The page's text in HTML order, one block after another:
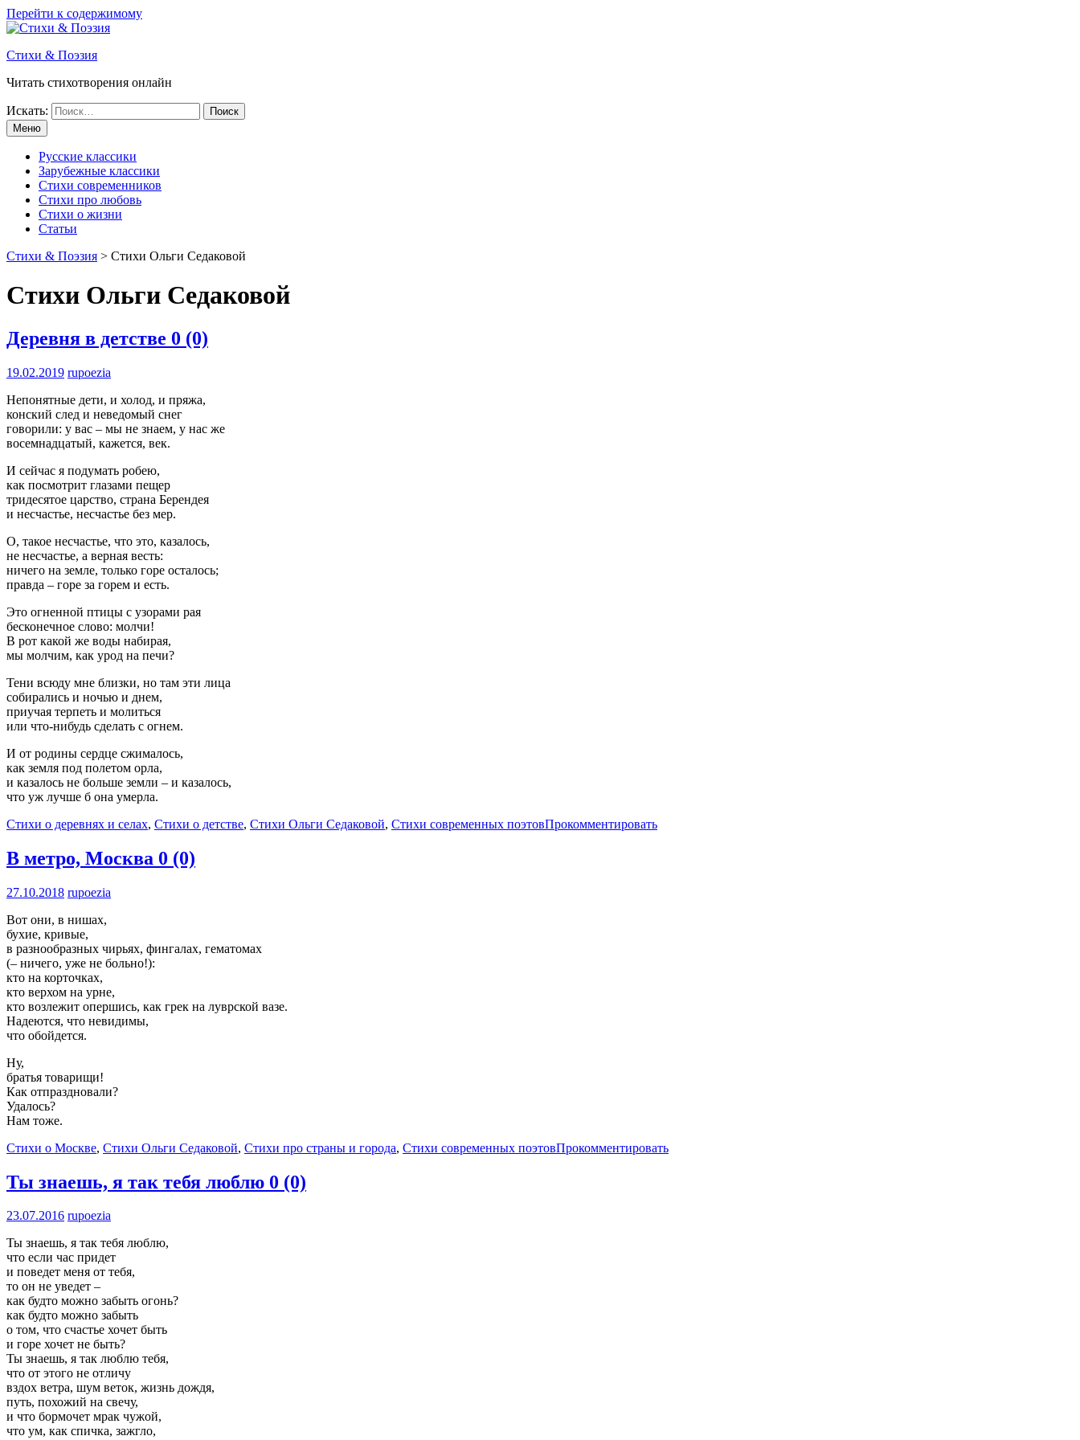
Перейти к содержимому
Стихи & Поэзия
Читать стихотворения онлайн
Искать:
Меню
Русские классики
Зарубежные классики
Стихи современников
Стихи про любовь
Стихи о жизни
Статьи
Стихи & Поэзия > Стихи Ольги Седаковой
Стихи Ольги Седаковой
Деревня в детстве 0 (0)
19.02.2019 rupoezia
Непонятные дети, и холод, и пряжа,
конский след и неведомый снег
говорили: у вас – мы не знаем, у нас же
восемнадцатый, кажется, век.
И сейчас я подумать робею,
как посмотрит глазами пещер
тридесятое царство, страна Берендея
и несчастье, несчастье без мер.
О, такое несчастье, что это, казалось,
не несчастье, а верная весть:
ничего на земле, только горе осталось;
правда – горе за горем и есть.
Это огненной птицы с узорами рая
бесконечное слово: молчи!
В рот какой же воды набирая,
мы молчим, как урод на печи?
Тени всюду мне близки, но там эти лица
собирались и ночью и днем,
приучая терпеть и молиться
или что-нибудь сделать с огнем.
И от родины сердце сжималось,
как земля под полетом орла,
и казалось не больше земли – и казалось,
что уж лучше б она умерла.
Стихи о деревнях и селах, Стихи о детстве, Стихи Ольги Седаковой, Стихи современных поэтовПрокомментировать
В метро, Москва 0 (0)
27.10.2018 rupoezia
Вот они, в нишах,
бухие, кривые,
в разнообразных чирьях, фингалах, гематомах
(– ничего, уже не больно!):
кто на корточках,
кто верхом на урне,
кто возлежит опершись, как грек на луврской вазе.
Надеются, что невидимы,
что обойдется.
Ну,
братья товарищи!
Как отпраздновали?
Удалось?
Нам тоже.
Стихи о Москве, Стихи Ольги Седаковой, Стихи про страны и города, Стихи современных поэтовПрокомментировать
Ты знаешь, я так тебя люблю 0 (0)
23.07.2016 rupoezia
Ты знаешь, я так тебя люблю,
что если час придет
и поведет меня от тебя,
то он не уведет –
как будто можно забыть огонь?
как будто можно забыть
о том, что счастье хочет быть
и горе хочет не быть?
Ты знаешь, я так люблю тебя,
что от этого не отличу
вздох ветра, шум веток, жизнь дождя,
путь, похожий на свечу,
и что бормочет мрак чужой,
что ум, как спичка, зажгло,